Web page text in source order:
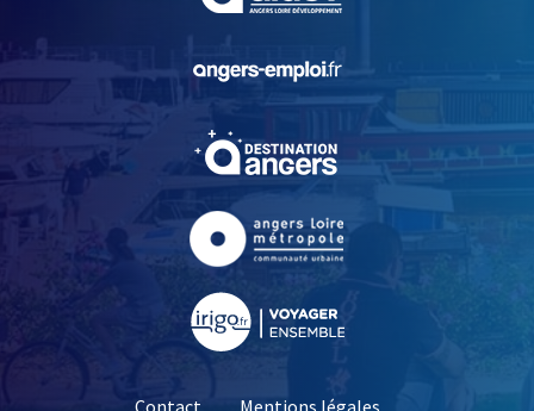
, Ouvre une nouvelle
, Ouvre une nouvelle
Contact Mentions légales